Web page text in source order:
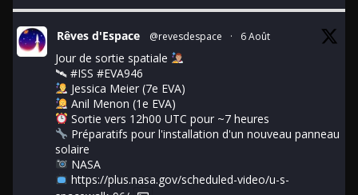
Rêves d'Espace @revesdespace · 6 Août
Jour de sortie spatiale
🛰 #ISS #EVA946
Jessica Meier (7e EVA)
Anil Menon (1e EVA)
Sortie vers 12h00 UTC pour ~7 heures
Préparatifs pour l'installation d'un nouveau panneau
solaire
NASA
https://plus.nasa.gov/scheduled-video/u-s-